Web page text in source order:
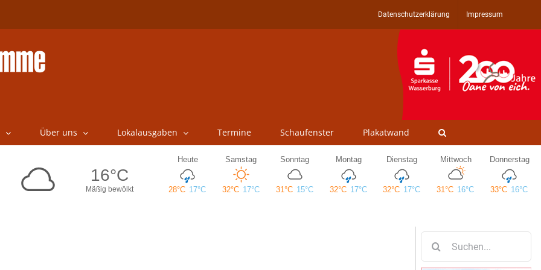
Datenschutzerklärung Impressum
Über uns Lokalausgaben Termine Schaufenster Plakatwand
nach: